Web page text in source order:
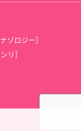
ゾロジー］
リ］